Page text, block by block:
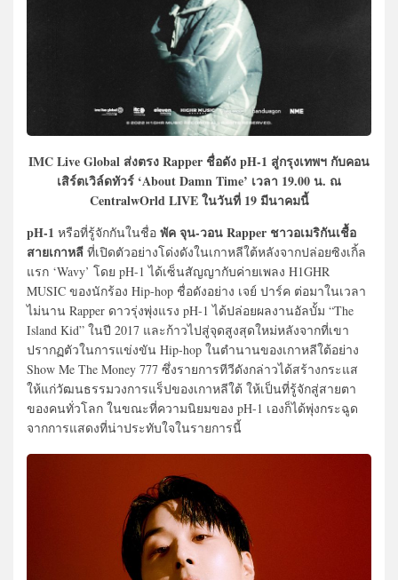
IMC Live Global ส่งตรง Rapper ชื่อดัง pH-1 สู่กรุงเทพฯ กับคอน
เสิร์ตเวิล์ดทัวร์ ‘About Damn Time’ เวลา 19.00 น. ณ
CentralwOrld LIVE ในวันที่ 19 มีนาคมนี้
pH-1 หรือที่รู้จักกันในชื่อ พัค จุน-วอน Rapper ชาวอเมริกันเชื้อ
สายเกาหลี ที่เปิดตัวอย่างโด่งดังในเกาหลีใต้หลังจากปล่อยซิงเกิ้ล
แรก ‘Wavy’ โดย pH-1 ได้เซ็นสัญญากับค่ายเพลง H1GHR
MUSIC ของนักร้อง Hip-hop ชื่อดังอย่าง เจย์ ปาร์ค ต่อมาในเวลา
ไม่นาน Rapper ดาวรุ่งพุ่งแรง pH-1 ได้ปล่อยผลงานอัลบั้ม “The
Island Kid” ในปี 2017 และก้าวไปสู่จุดสูงสุดใหม่หลังจากที่เขา
ปรากฏตัวในการแข่งขัน Hip-hop ในตำนานของเกาหลีใต้อย่าง
Show Me The Money 777 ซึ่งรายการทีวีดังกล่าวได้สร้างกระแส
ให้แก่วัฒนธรรมวงการแร็ปของเกาหลีใต้ ให้เป็นที่รู้จักสู่สายตา
ของคนทั่วโลก ในขณะที่ความนิยมของ pH-1 เองก็ได้พุ่งกระฉูด
จากการแสดงที่น่าประทับใจในรายการนี้